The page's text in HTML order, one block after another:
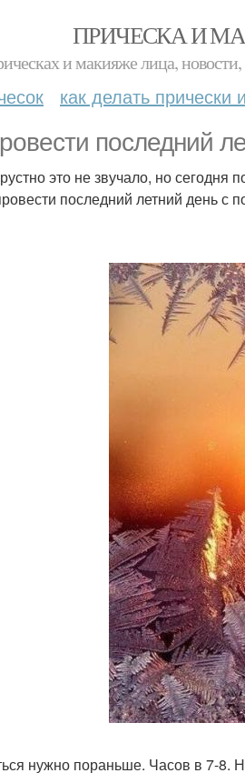
ПРИЧЕСКА И
и макияже лица,
как делать прически
последний
это не звучало, но сегодня
последний летний день с
нужно пораньше. Часов в 7-8.